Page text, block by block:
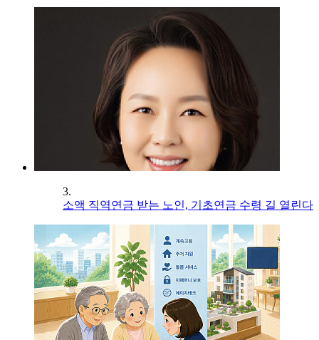
3.
소액 직역연금 받는 노인, 기초연금 수령 길 열린다